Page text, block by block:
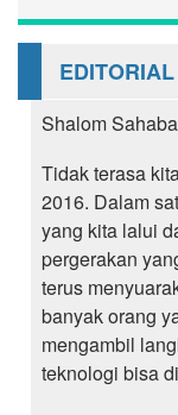
EDITORIAL
Shalom
Tidak terasa
2016. Dalam
yang kita lalui
pergerakan
terus
banyak orang
mengambil
teknologi bisa